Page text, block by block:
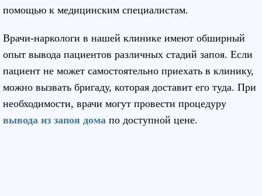
помощью к медицинским специалистам.
Врачи-наркологи в нашей клинике имеют обширный
опыт вывода пациентов различных стадий запоя. Если
пациент не может самостоятельно приехать в клинику,
можно вызвать бригаду, которая доставит его туда. При
необходимости, врачи могут провести процедуру
вывода из запоя дома по доступной цене.